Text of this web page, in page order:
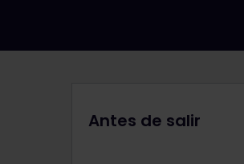
Antes de salir